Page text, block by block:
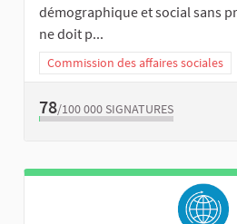
démographique et social sans
ne doit p...
Commission des affaires sociales
78/100 000 SIGNATURES